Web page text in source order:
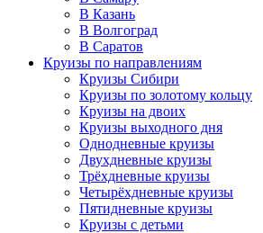
В Казань
В Волгоград
В Саратов
Круизы по направлениям
Круизы Сибири
Круизы по золотому кольцу
Круизы на двоих
Круизы выходного дня
Однодневные круизы
Двухдневные круизы
Трёхдневные круизы
Четырёхдневные круизы
Пятидневные круизы
Круизы с детьми